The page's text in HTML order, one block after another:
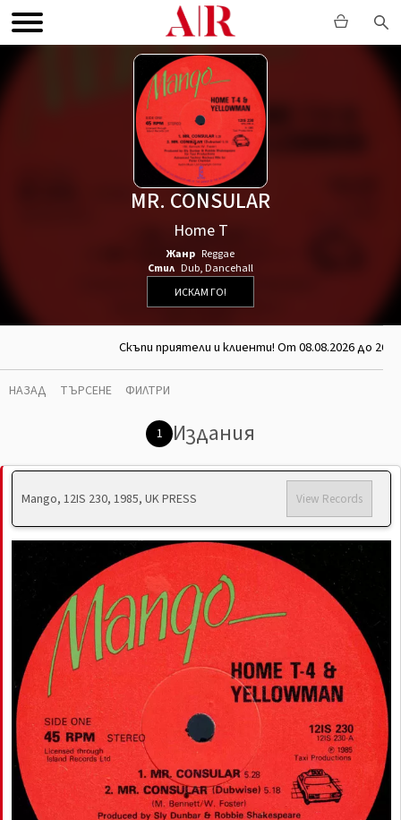
MR. CONSULAR
Home T
Жанр Reggae
Стил Dub, Dancehall
ИСКАМ ГО!
Скъпи приятели и клиенти! От 08.08.2026 до
НАЗАД ТЪРСЕНЕ ФИЛТРИ
1 Издания
Mango, 12IS 230, 1985, UK PRESS View Records